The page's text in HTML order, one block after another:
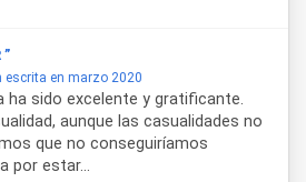
con capacidad total para 40
de alojamiento, media
con comidas caseras. Es una
viajes de egresados, viajes de
educativos, picnics, actividades
de adultos, con atención
”
escrita en marzo 2020
ha sido excelente y gratificante.
aunque las casualidades no
que no conseguiríamos
por estar...